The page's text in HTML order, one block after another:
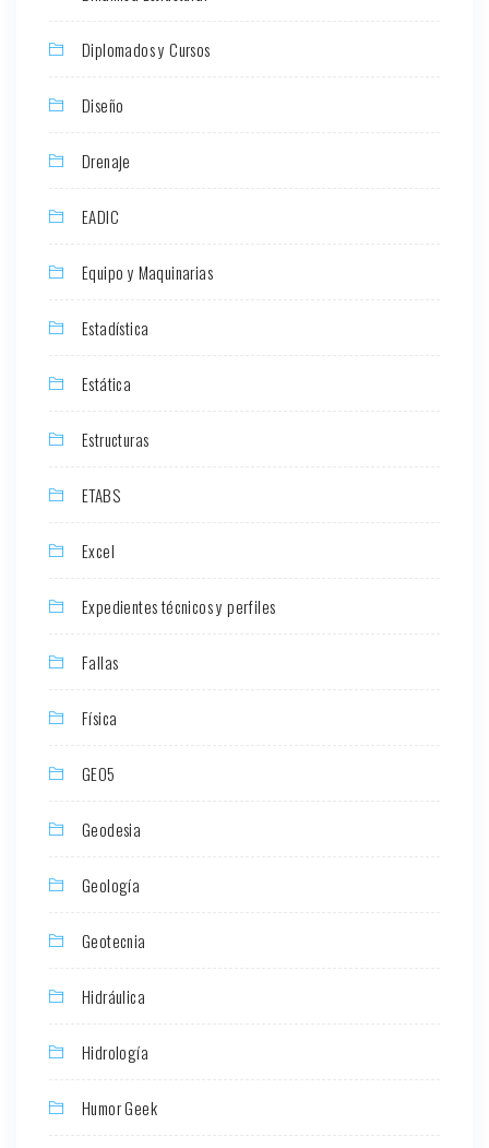
Diplomados y Cursos
Diseño
Drenaje
EADIC
Equipo y Maquinarias
Estadística
Estática
Estructuras
ETABS
Excel
Expedientes técnicos y perfiles
Fallas
Física
GEO5
Geodesia
Geología
Geotecnia
Hidráulica
Hidrología
Humor Geek